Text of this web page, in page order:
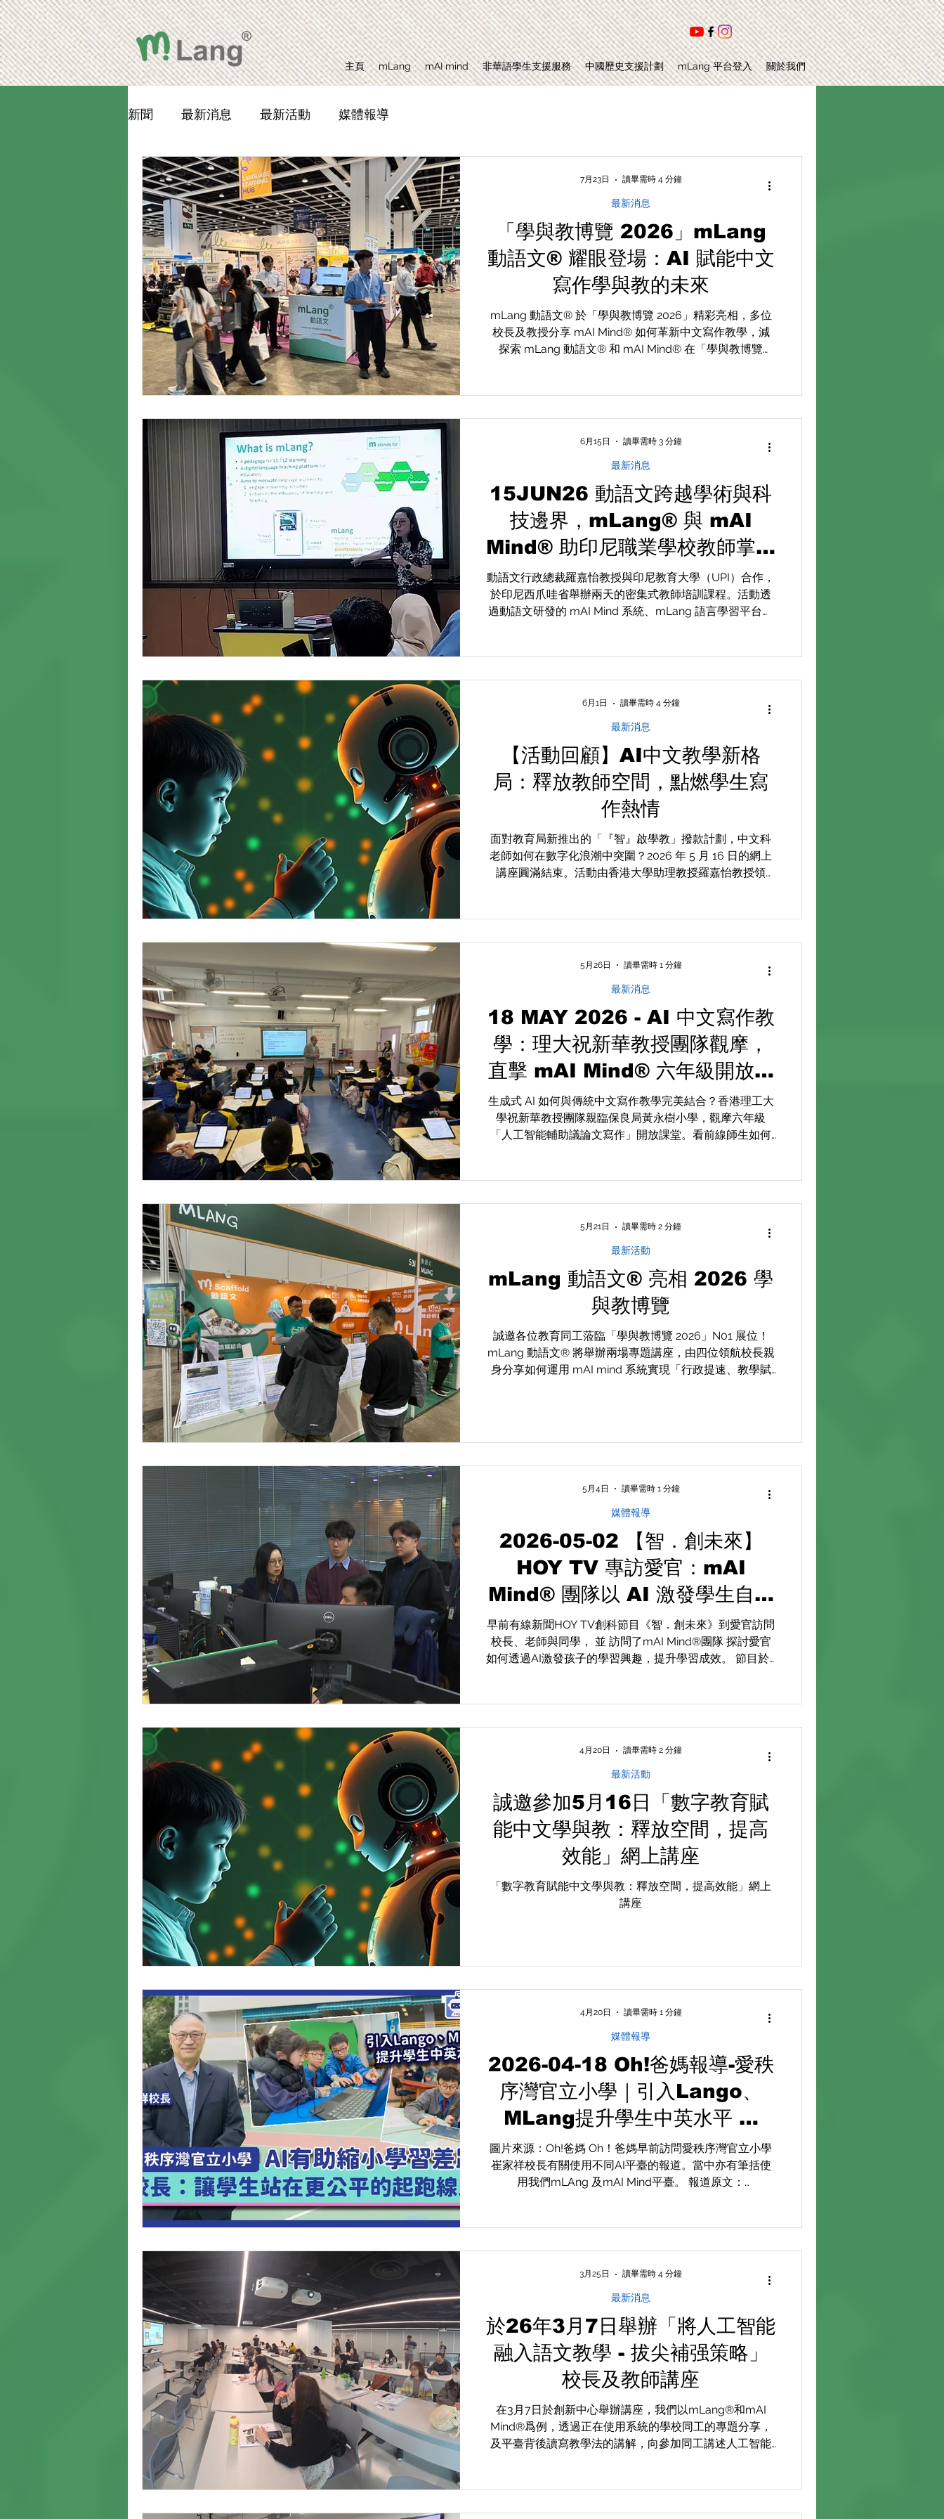
主頁 mLang mAI mind 非華語學生支援服務 中國歷史支援計劃 mLang 平台登入 關於我們
新聞 最新消息 最新活動 媒體報導
「學與教博覽 2026」mLang
動語文® 耀眼登場：AI 賦能中文
寫作學與教的未來
mLang 動語文® 於「學與教博覽 2026」精彩亮相，多位
校長及教授分享 mAI Mind® 如何革新中文寫作教學，減
探索 mLang 動語文® 和 mAI Mind® 在「學與教博覽
了解我們如何結合教育專業與創新科技，形塑未來語文教
育。
最新消息
7月23日 讀畢需時 4 分鐘
15JUN26 動語文跨越學術與科
技邊界，mLang® 與 mAI
Mind® 助印尼職業學校教師掌握
AI 教學法，促進大專學生的職業
英語能力發展
動語文行政總裁羅嘉怡教授與印尼教育大學（UPI）合作，
於印尼西爪哇省舉辦兩天的密集式教師培訓課程。活動透
過動語文研發的 mAI Mind 系統、mLang 語言學習平台以
手開創跨國 AI 差異化教育的新篇章。
最新消息
6月15日 讀畢需時 3 分鐘
【活動回顧】AI中文教學新格
局：釋放教師空間，點燃學生寫
作熱情
面對教育局新推出的「『智』啟學教」撥款計劃，中文科
老師如何在數字化浪潮中突圍？2026 年 5 月 16 日的網上
講座圓滿結束。活動由香港大學助理教授羅嘉怡教授領
mAI Mind® 系統，將老師從繁重的批改中解放。文章為您
總結「四階三步」教學法與各種人工智能科技如何全面賦
最新消息
6月1日 讀畢需時 4 分鐘
18 MAY 2026 - AI 中文寫作教
學：理大祝新華教授團隊觀摩，
直擊 mAI Mind® 六年級開放課
堂
生成式 AI 如何與傳統中文寫作教學完美結合？香港理工大
學祝新華教授團隊親臨保良局黃永樹小學，觀摩六年級
「人工智能輔助議論文寫作」開放課堂。看前線師生如何
者的課堂觀察。
最新消息
5月26日 讀畢需時 1 分鐘
mLang 動語文® 亮相 2026 學
與教博覽
誠邀各位教育同工蒞臨「學與教博覽 2026」N01 展位！
mLang 動語文® 將舉辦兩場專題講座，由四位領航校長親
身分享如何運用 mAI mind 系統實現「行政提速、教學賦
最新活動
5月21日 讀畢需時 2 分鐘
2026-05-02 【智．創未來】
HOY TV 專訪愛官：mAI
Mind® 團隊以 AI 激發學生自主
學習興趣
早前有線新聞HOY TV創科節目《智．創未來》到愛官訪問
校長、老師與同學， 並 訪問了mAI Mind®團隊 探討愛官
如何透過AI激發孩子的學習興趣，提升學習成效。 節目於5
TV網站網上重溫，網址如下： https://www.i-cable.com/
新聞資訊/460870/智創未來-ai重塑教與學小學篇?
動人工智能學習多年，一直以「AI for All」的構思在各科
引入多項人工智能技術，包括：英語會話、 中文寫作評
改、教師觀課評課、認識香港生態、藝術教育、STEAM
等，藉此教導同學學習如何將 AI 作為自主學習的好夥伴，
進一步提升學生自主學習的能力，培養下一代創科人才。
如學校欲查詢有關mLang® 和mAI Mind® 如何能夠幫助學
校改善學生中文寫作水平，歡迎致電28188326和張卓峰先
生或李建安先生聯絡，或按下列連結填寫查詢表格，
媒體報導
5月4日 讀畢需時 1 分鐘
誠邀參加5月16日「數字教育賦
能中文學與教：釋放空間，提高
效能」網上講座
「數字教育賦能中文學與教：釋放空間，提高效能」網上
講座
最新活動
4月20日 讀畢需時 2 分鐘
2026-04-18 Oh!爸媽報導-愛秩
序灣官立小學｜引入Lango、
MLang提升學生中英水平 校
長：AI如同24小時在線補習老師
縮小學習差距
圖片來源：Oh!爸媽 Oh！爸媽早前訪問愛秩序灣官立小學
崔家祥校長有關使用不同AI平臺的報道。當中亦有筆括使
用我們mLAng 及mAI Mind平臺。 報道原文：
能力，歡迎致電28188326 或 按 此處 聯絡我們。
媒體報導
4月20日 讀畢需時 1 分鐘
於26年3月7日舉辦「將人工智能
融入語文教學 - 拔尖補强策略」
校長及教師講座
在3月7日於創新中心舉辦講座，我們以mLang®和mAI
Mind®爲例，透過正在使用系統的學校同工的專題分享，
及平臺背後讀寫教學法的講解，向參加同工講述人工智能
最新消息
3月25日 讀畢需時 4 分鐘